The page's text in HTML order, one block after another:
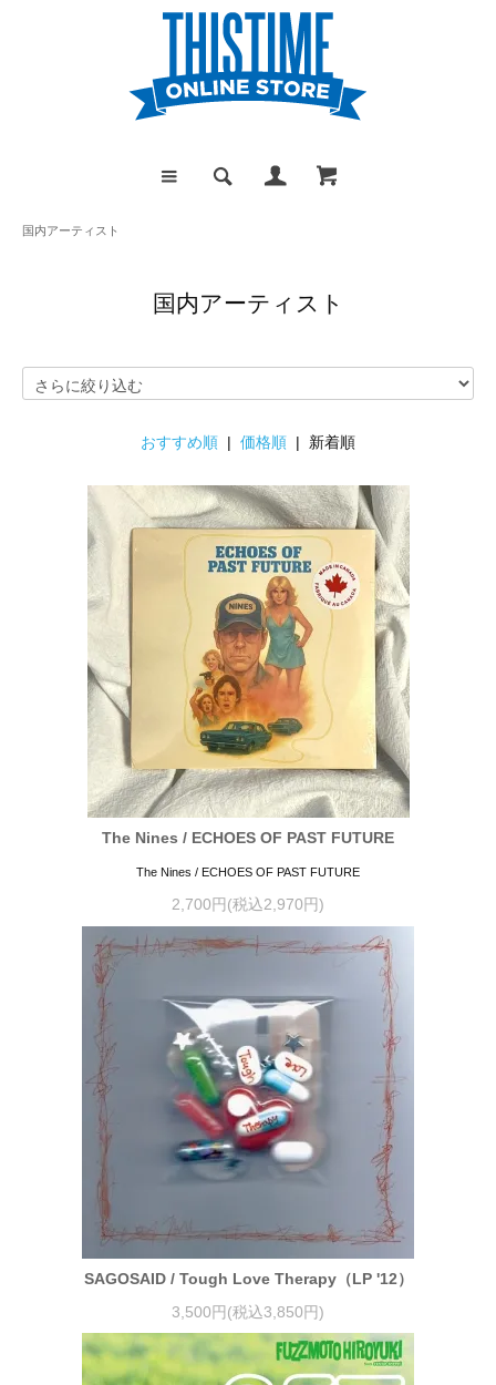
国内アーティスト
国内アーティスト
おすすめ順 | 価格順 | 新着順
The Nines / ECHOES OF PAST FUTURE
The Nines / ECHOES OF PAST FUTURE
2,700円(税込2,970円)
SAGOSAID / Tough Love Therapy（LP '12）
3,500円(税込3,850円)